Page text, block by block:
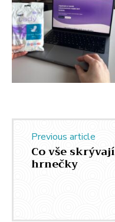
Previous article
Co vše skrývají
hrnečky